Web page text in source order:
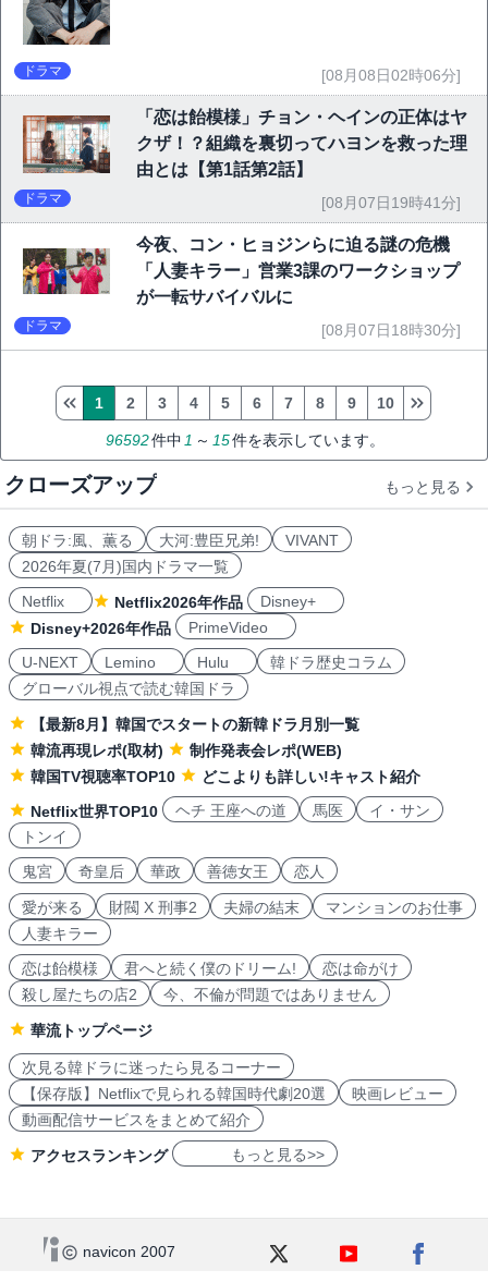
ドラマ [08月08日02時06分]
「恋は飴模様」チョン・ヘインの正体はヤ
クザ！？組織を裏切ってハヨンを救った理
由とは【第1話第2話】
ドラマ [08月07日19時41分]
今夜、コン・ヒョジンらに迫る謎の危機
「人妻キラー」営業3課のワークショップ
が一転サバイバルに
ドラマ [08月07日18時30分]
96592件中 1 ～ 15件を表示しています。
1 2 3 4 5 6 7 8 9 10
クローズアップ もっと見る
朝ドラ:風、薫る 大河:豊臣兄弟!
VIVANT
2026年夏(7月)国内ドラマ一覧
Netflix
Netflix2026年作品
Disney+
Disney+2026年作品
PrimeVideo
U-NEXT
Lemino Hulu
韓ドラ歴史コラム
グローバル視点で読む韓国ドラ
【最新8月】韓国でスタートの新韓ドラ月別一覧
韓流再現レポ(取材)
制作発表会レポ(WEB)
韓国TV視聴率TOP10
どこよりも詳しい!キャスト紹介
Netflix世界TOP10
ヘチ 王座への道 馬医
イ・サン
トンイ
鬼宮
奇皇后 華政 善徳女王 恋人
愛が来る 財閥 X 刑事2 夫婦の結末
マンションのお仕事
人妻キラー
恋は飴模様
君へと続く僕のドリーム!
恋は命がけ
殺し屋たちの店2
今、不倫が問題ではありません
華流トップページ
次見る韓ドラに迷ったら見るコーナー
【保存版】Netflixで見られる韓国時代劇20選
映画レビュー
動画配信サービスをまとめて紹介
アクセスランキング もっと見る>>
navicon 2007